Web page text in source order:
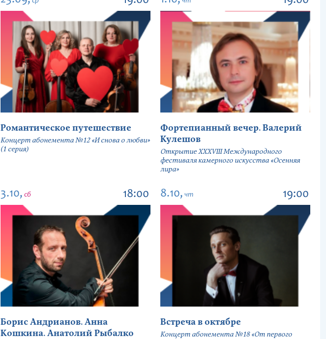
Романтическое путешествие
Концерт абонемента №12 «И снова о любви»
(1 серия)
Фортепианный вечер. Валерий
Кулешов
Открытие ХХХVIII Международного
фестиваля камерного искусства «Осенняя
лира»
3.10, сб 18:00
Борис Андрианов. Анна
Кошкина. Анатолий Рыбалко
8.10, чт 19:00
Встреча в октябре
Концерт абонемента №18 «От первого